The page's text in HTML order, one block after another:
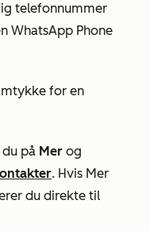
telefonnummer
WhatsApp Phone
for en
på Mer og
. Hvis Mer
du direkte til